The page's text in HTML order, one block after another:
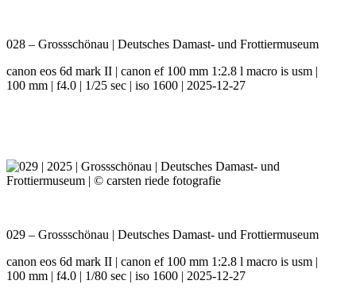
028 – Grossschönau | Deutsches Damast- und Frottiermuseum
canon eos 6d mark II | canon ef 100 mm 1:2.8 l macro is usm |
100 mm | f4.0 | 1/25 sec | iso 1600 | 2025-12-27
029 – Grossschönau | Deutsches Damast- und Frottiermuseum
canon eos 6d mark II | canon ef 100 mm 1:2.8 l macro is usm |
100 mm | f4.0 | 1/80 sec | iso 1600 | 2025-12-27